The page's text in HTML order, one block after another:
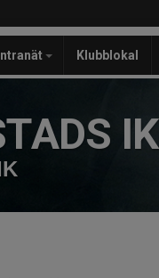
Intranät Klubblokal
IK